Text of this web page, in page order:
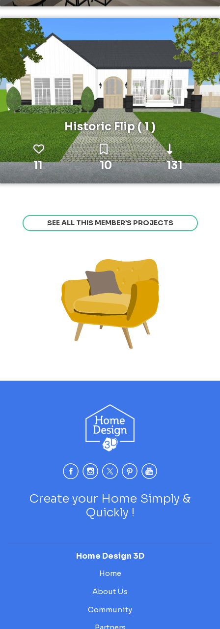
Historic Flip ( 1 )
11 10 131
SEE ALL THIS MEMBER’S PROJECTS
Create your Home Simply &
Quickly !
Home Design 3D
Home
About Us
Community